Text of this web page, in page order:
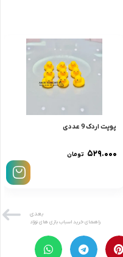
پوپت اردک 9 عددی
۵۲۹.۰۰۰ تومان
بعدی
راهنمای خرید اسباب بازی های نوزاد